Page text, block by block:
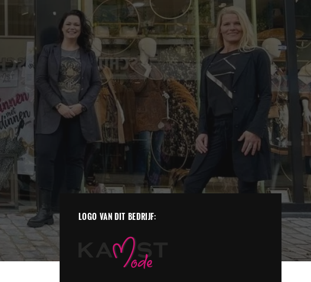
LOGO VAN DIT BEDRIJF: